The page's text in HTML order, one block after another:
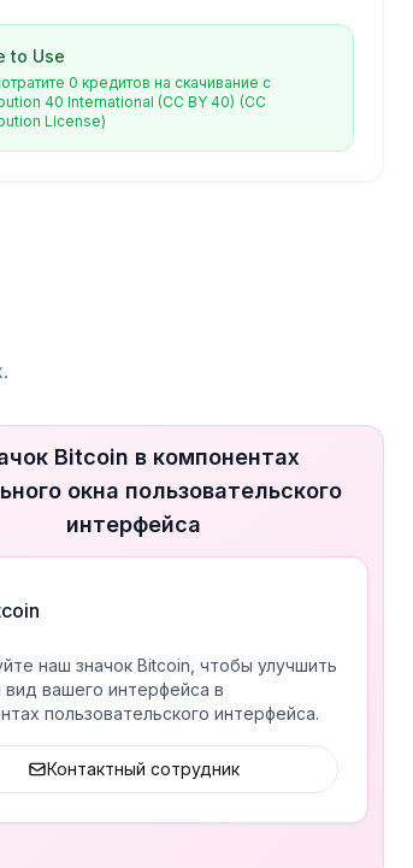
to Use
0 кредитов на скачивание с
40 International (CC BY 40) (CC
License)
Bitcoin в компонентах
окна пользовательского
интерфейса
наш значок Bitcoin, чтобы улучшить
вид вашего интерфейса в
пользовательского интерфейса.
Контактный сотрудник